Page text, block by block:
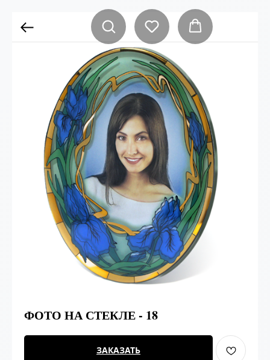
ФОТО НА СТЕКЛЕ - 18
ЗАКАЗАТЬ